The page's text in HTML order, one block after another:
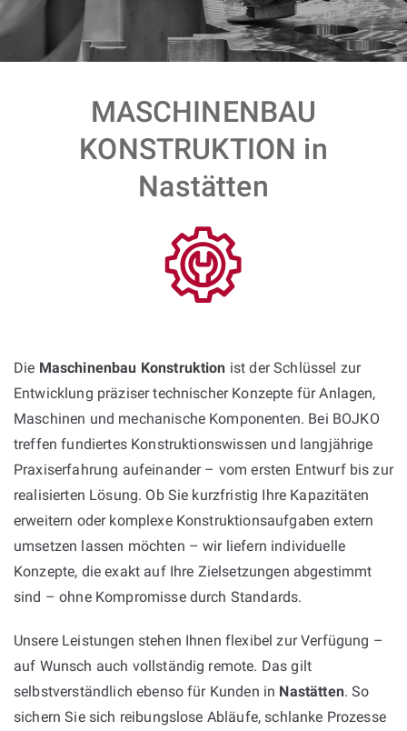
MASCHINENBAU
KONSTRUKTION in
Nastätten
Die Maschinenbau Konstruktion ist der Schlüssel zur
Entwicklung präziser technischer Konzepte für Anlagen,
Maschinen und mechanische Komponenten. Bei BOJKO
treffen fundiertes Konstruktionswissen und langjährige
Praxiserfahrung aufeinander – vom ersten Entwurf bis zur
realisierten Lösung. Ob Sie kurzfristig Ihre Kapazitäten
erweitern oder komplexe Konstruktionsaufgaben extern
umsetzen lassen möchten – wir liefern individuelle
Konzepte, die exakt auf Ihre Zielsetzungen abgestimmt
sind – ohne Kompromisse durch Standards.
Unsere Leistungen stehen Ihnen flexibel zur Verfügung –
auf Wunsch auch vollständig remote. Das gilt
selbstverständlich ebenso für Kunden in Nastätten. So
sichern Sie sich reibungslose Abläufe, schlanke Prozesse